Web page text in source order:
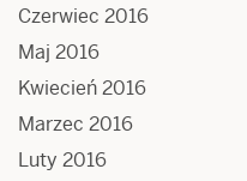
Czerwiec 2016
Maj 2016
Kwiecień 2016
Marzec 2016
Luty 2016